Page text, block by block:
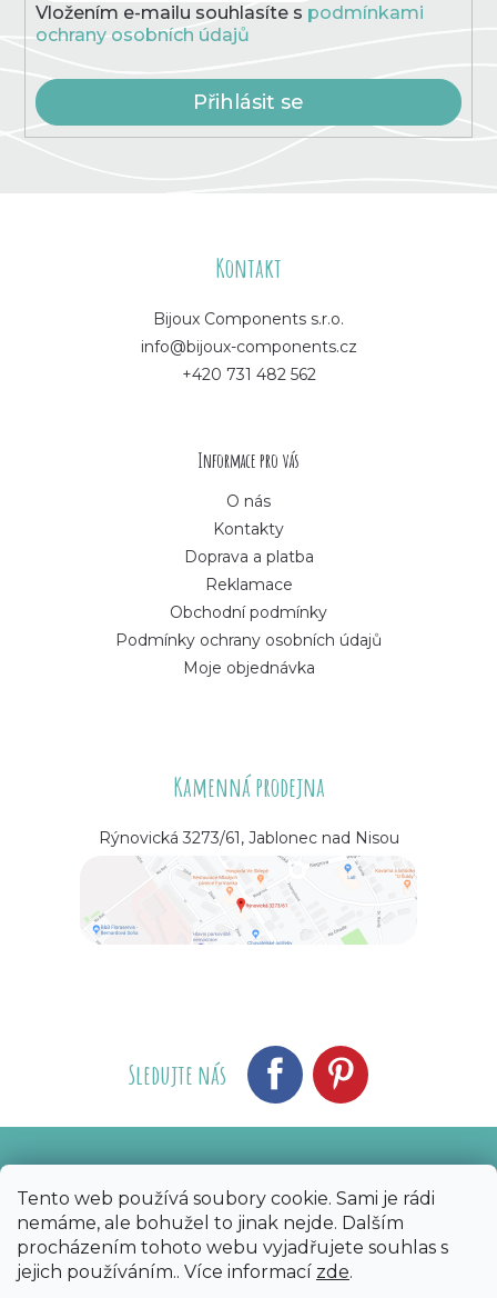
Tento web používá soubory cookie. Sami je rádi
nemáme, ale bohužel to jinak nejde. Dalším
procházením tohoto webu vyjadřujete souhlas s
jejich používáním.. Více informací zde.
Vložením e-mailu souhlasíte s podmínkami
ochrany osobních údajů
Přihlásit se
Kontakt
Bijoux Components s.r.o.
info@bijoux-components.cz
+420 731 482 562
Informace pro vás
O nás
Kontakty
Doprava a platba
Reklamace
Obchodní podmínky
Podmínky ochrany osobních údajů
Moje objednávka
Kamenná prodejna
Rýnovická 3273/61, Jablonec nad Nisou
Sledujte nás
Copyright 2026 Bijoux Components - Svět
korálků. Všechna práva vyhrazena.